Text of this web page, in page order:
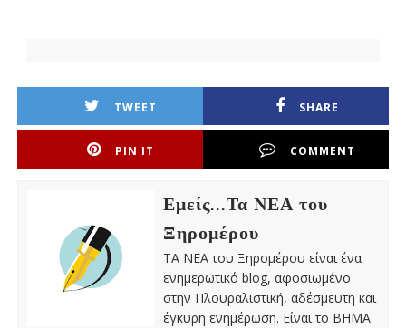
TWEET SHARE
PIN IT COMMENT
Εμείς...Τα ΝΕΑ του
Ξηρομέρου
ΤΑ ΝΕΑ του Ξηρομέρου είναι ένα
ενημερωτικό blog, αφοσιωμένο
στην Πλουραλιστική, αδέσμευτη και
έγκυρη ενημέρωση. Είναι το ΒΗΜΑ